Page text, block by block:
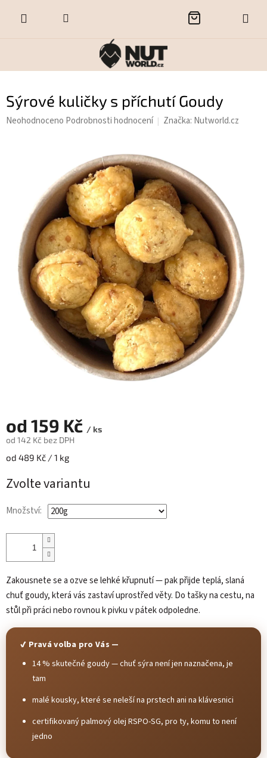
NÁKUPNÍ
Sýrové kuličky s příchutí Goudy
Průměrné
hvězdiček.
Neohodnoceno Podrobnosti hodnocení Značka: Nutworld.cz
od 159 Kč / ks
od 142 Kč bez DPH
Měrná
od 489 Kč / 1 kg
Zvolte variantu
Množství:
Zakousnete se a ozve se lehké křupnutí — pak přijde teplá, slaná
chuť goudy, která vás zastaví uprostřed věty. Do tašky na cestu, na
stůl při práci nebo rovnou k pivku v pátek odpoledne.
✔ Pravá volba pro Vás —
14 % skutečné goudy — chuť sýra není jen naznačena, je
tam
malé kousky, které se neleší na prstech ani na klávesnici
certifikovaný palmový olej RSPO-SG, pro ty, komu to není
jedno